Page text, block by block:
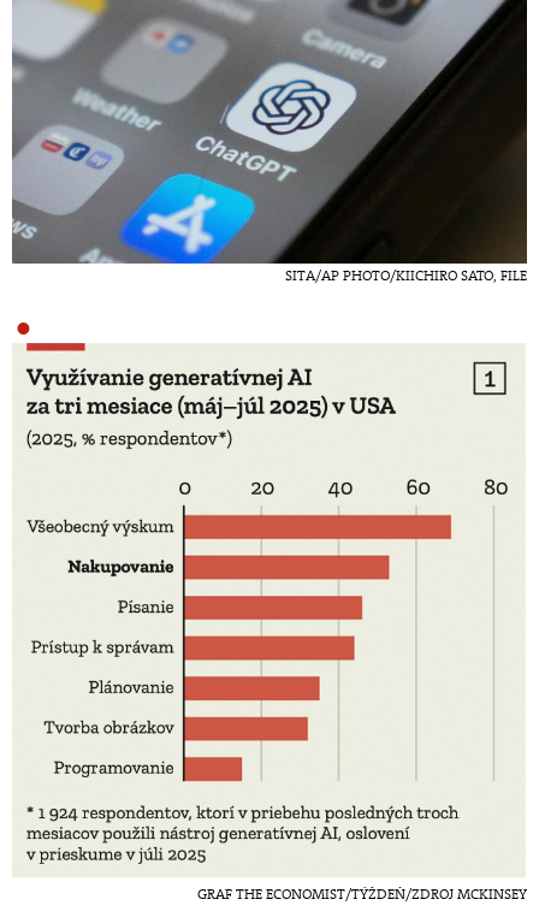
SITA/AP PHOTO/KIICHIRO SATO, FILE
GRAF THE ECONOMIST/TÝŽDEŇ/ZDROJ MCKINSEY